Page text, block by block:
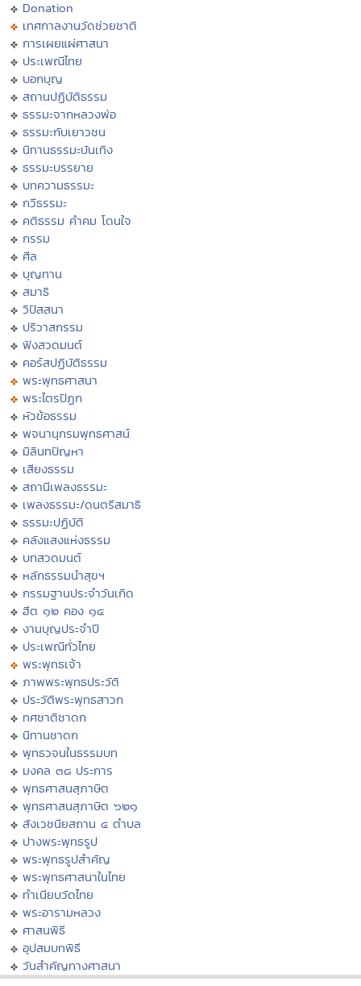
Donation
เทศกาลงานวัดช่วยชาติ
การเผยแผ่ศาสนา
ประเพณีไทย
บอกบุญ
สถานปฏิบัติธรรม
ธรรมะจากหลวงพ่อ
ธรรมะกับเยาวชน
นิทานธรรมะบันเทิง
ธรรมะบรรยาย
บทความธรรมะ
กวีธรรมะ
คติธรรม คำคม โดนใจ
กรรม
ศีล
บุญทาน
สมาธิ
วิปัสสนา
ปริวาสกรรม
ฟังสวดมนต์
คอร์สปฏิบัติธรรม
พระพุทธศาสนา
พระไตรปิฏก
หัวข้อธรรม
พจนานุกรมพุทธศาสน์
มิลินทปัญหา
เสียงธรรม
สถานีเพลงธรรมะ
เพลงธรรมะ/ดนตรีสมาธิ
ธรรมะปฏิบัติ
คลังแสงแห่งธรรม
บทสวดมนต์
หลักธรรมนำสุขฯ
กรรมฐานประจำวันเกิด
ฮีต ๑๒ คอง ๑๔
งานบุญประจำปี
ประเพณีทั่วไทย
พระพุทธเจ้า
ภาพพระพุทธประวัติ
ประวัติพระพุทธสาวก
ทศชาติชาดก
นิทานชาดก
พุทธวจนในธรรมบท
มงคล ๓๘ ประการ
พุทธศาสนสุภาษิต
พุทธศาสนสุภาษิต ๖๒๑
สังเวชนียสถาน ๔ ตำบล
ปางพระพุทธรูป
พระพุทธรูปสำคัญ
พระพุทธศาสนาในไทย
ทำเนียบวัดไทย
พระอารามหลวง
ศาสนพิธี
อุปสมบทพิธี
วันสำคัญทางศาสนา